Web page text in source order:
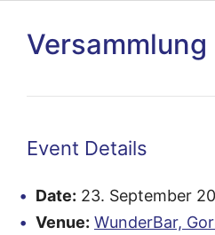
Versammlung
Event Details
Date: 23. September
Venue: WunderBar,